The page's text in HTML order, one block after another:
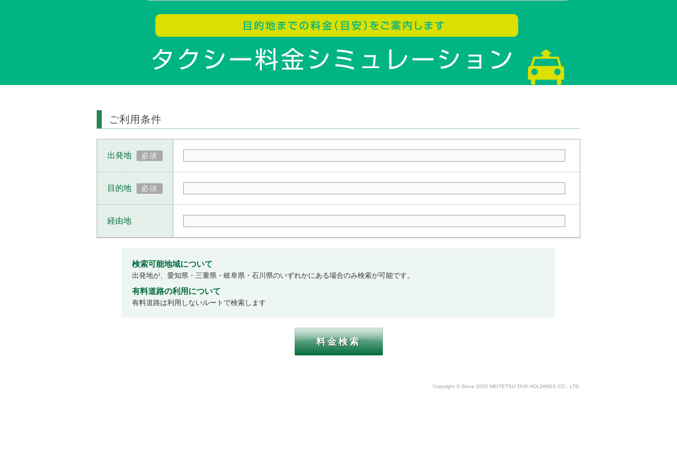
ご利用条件
出発地 必須
目的地 必須
経由地
検索可能地域について
出発地が、愛知県・三重県・岐阜県・石川県のいずれかにある場合のみ検索が可能です。
有料道路の利用について
有料道路は利用しないルートで検索します
Copyright © Since 2002 MEITETSU TAXI HOLDINGS CO., LTD.